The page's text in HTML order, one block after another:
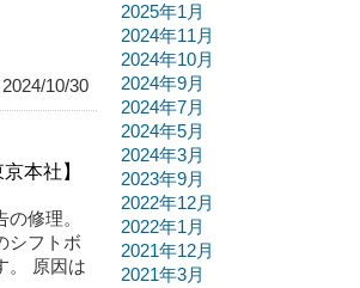
2024/10/30
本社】
修理。
シフトボ
。 原因は
2025年1月
2024年11月
2024年10月
2024年9月
2024年7月
2024年5月
2024年3月
2023年9月
2022年12月
2022年1月
2021年12月
2021年3月